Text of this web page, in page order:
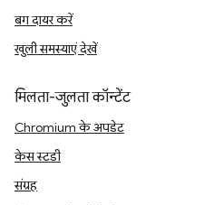
बग दायर करें
खुली समस्याएं देखें
मिलता-जुलता कॉन्टेंट
Chromium के अपडेट
केस स्टडी
संग्रह